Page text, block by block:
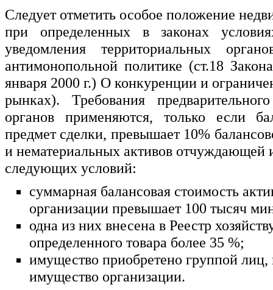
Следует отметить особое положение
при определенных в законах
уведомления территориальных
антимонопольной политике (ст.18
января 2000 г.) О конкуренции и
рынках). Требования
органов применяются, только если
предмет сделки, превышает 10%
и нематериальных активов отчуждающей
следующих условий:
суммарная балансовая стоимость
организации превышает 100 тысяч
одна из них внесена в Реестр
определенного товара более 35 %;
имущество приобретено группой
имущество организации.